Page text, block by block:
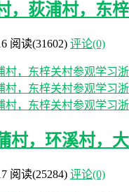
，荻浦村，东
阅读(31602) 评论(0)
，环溪村，
阅读(25284) 评论(0)